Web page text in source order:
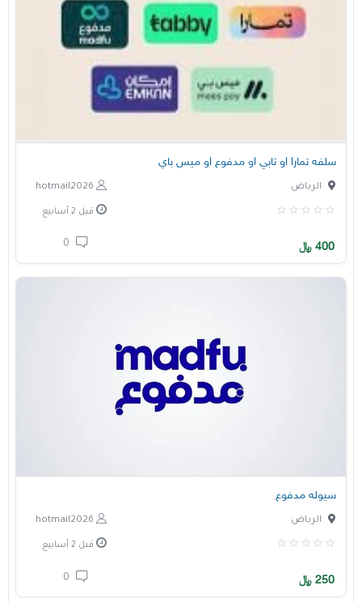
سلفه تمارا او تابي او مدفوع او ميس باي
hotmail2026 الرياض
قبل 2 أسابيع
400 ﷼
سيوله مدفوع
hotmail2026 الرياض
قبل 2 أسابيع
250 ﷼